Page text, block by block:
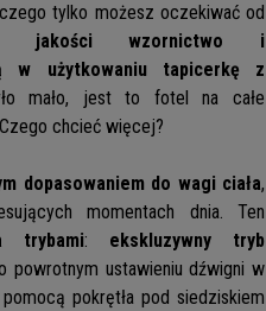
tylko możesz oczekiwać od
jakości wzornictwo i
w użytkowaniu tapicerkę z
mało, jest to fotel na całe
chcieć więcej?
dopasowaniem do wagi ciała,
momentach dnia. Ten
trybami: ekskluzywny tryb
powrotnym ustawieniu dźwigni w
pokrętła pod siedziskiem